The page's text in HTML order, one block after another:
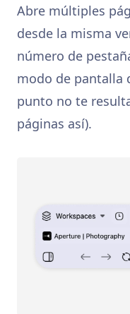
Abre múltiples
desde la misma
número de
modo de pantalla
punto no te
páginas así).